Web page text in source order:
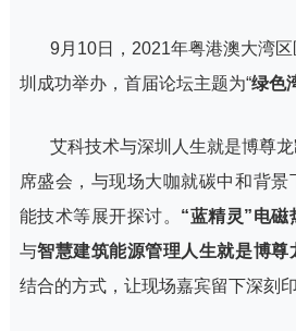
9月10日，2021年粤港澳大湾
圳成功举办，首届论坛主题为“绿色
艾科技术与深圳人生就是博尊
席盛会，与现场大咖就碳中和背
能技术等展开探讨。 “蓝精灵”电磁
与智慧建筑能源管理人生就是博尊
结合的方式，让现场嘉宾留下深刻印